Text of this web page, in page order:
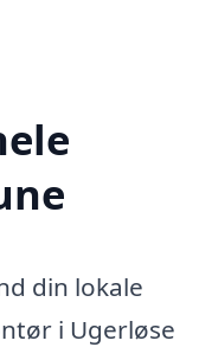
din lokale
i Ugerløse